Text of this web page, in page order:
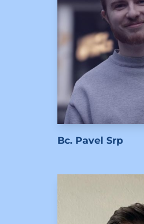
Bc. Pavel Srp